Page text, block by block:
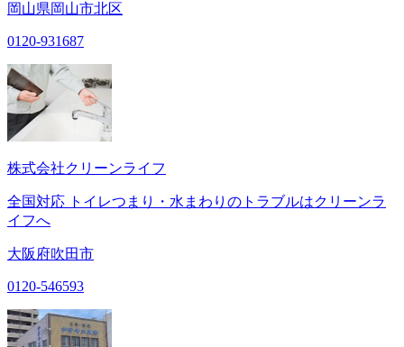
岡山県岡山市北区
0120-931687
株式会社クリーンライフ
全国対応 トイレつまり・水まわりのトラブルはクリーンラ
イフへ
大阪府吹田市
0120-546593